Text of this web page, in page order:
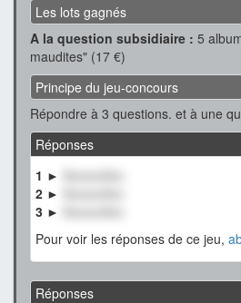
Les lots gagnés
A la question subsidiaire : 5
maudites" (17 €)
Principe du jeu-concours
Répondre à 3 questions. et à une
Réponses
1 ►
XxxxxxXxx
2 ►
3 ►
Pour voir les réponses de ce jeu,
Réponses